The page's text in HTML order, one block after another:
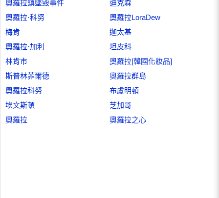
奧羅拉鎮墜毀事件
迪克森
奧羅拉·科努
奧羅拉LoraDew
梅肯
迦太基
奧羅拉·加利
坦皮科
林肯市
奧羅拉[韓國化妝品]
斯普林菲爾德
奧羅拉群島
奧羅拉科努
布盧明頓
埃文斯頓
芝加哥
奧羅拉
奧羅拉之心